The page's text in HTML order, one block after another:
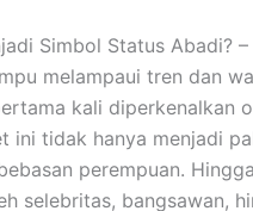
Simbol Status Abadi?
melampaui tren dan
kali diperkenalkan
ini tidak hanya menjadi
perempuan.
selebritas, bangsawan,